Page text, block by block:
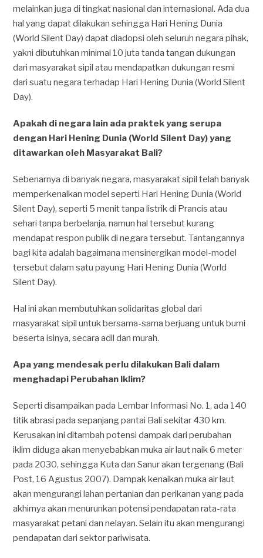
melainkan juga di tingkat nasional dan internasional. Ada dua
hal yang dapat dilakukan sehingga Hari Hening Dunia
(World Silent Day) dapat diadopsi oleh seluruh negara pihak,
yakni dibutuhkan minimal 10 juta tanda tangan dukungan
dari masyarakat sipil atau mendapatkan dukungan resmi
dari suatu negara terhadap Hari Hening Dunia (World Silent
Day).
Apakah di negara lain ada praktek yang serupa
dengan Hari Hening Dunia (World Silent Day) yang
ditawarkan oleh Masyarakat Bali?
Sebenarnya di banyak negara, masyarakat sipil telah banyak
memperkenalkan model seperti Hari Hening Dunia (World
Silent Day), seperti 5 menit tanpa listrik di Prancis atau
sehari tanpa berbelanja, namun hal tersebut kurang
mendapat respon publik di negara tersebut. Tantangannya
bagi kita adalah bagaimana mensinergikan model-model
tersebut dalam satu payung Hari Hening Dunia (World
Silent Day).
Hal ini akan membutuhkan solidaritas global dari
masyarakat sipil untuk bersama-sama berjuang untuk bumi
beserta isinya, secara adil dan murah.
Apa yang mendesak perlu dilakukan Bali dalam
menghadapi Perubahan Iklim?
Seperti disampaikan pada Lembar Informasi No. 1, ada 140
titik abrasi pada sepanjang pantai Bali sekitar 430 km.
Kerusakan ini ditambah potensi dampak dari perubahan
iklim diduga akan menyebabkan muka air laut naik 6 meter
pada 2030, sehingga Kuta dan Sanur akan tergenang (Bali
Post, 16 Agustus 2007). Dampak kenaikan muka air laut
akan mengurangi lahan pertanian dan perikanan yang pada
akhirnya akan menurunkan potensi pendapatan rata-rata
masyarakat petani dan nelayan. Selain itu akan mengurangi
pendapatan dari sektor pariwisata.